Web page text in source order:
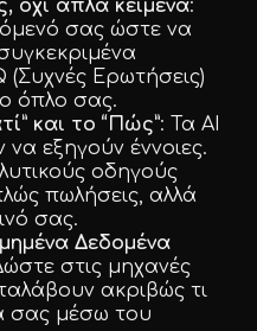
όχι απλά κείμενα:
σας ώστε να
Ερωτήσεις)
όπλο σας.
και το “Πώς”: Τα AI
εξηγούν έννοιες.
οδηγούς
πωλήσεις, αλλά
σας.
Δεδομένα
στις μηχανές
ακριβώς τι
σας μέσω του